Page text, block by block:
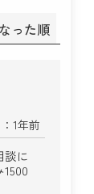
った順
1年前
談に